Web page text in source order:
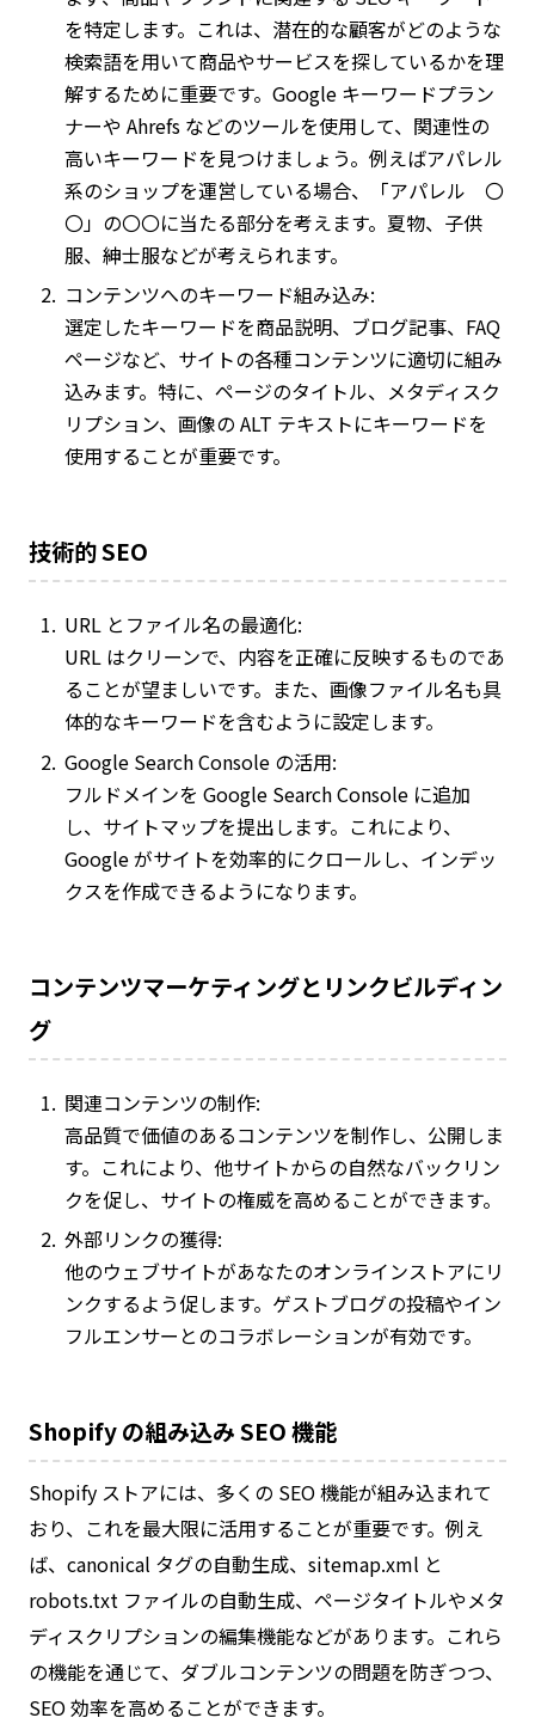
を特定します。これは、潜在的な顧客がどのような
検索語を用いて商品やサービスを探しているかを理
解するために重要です。Google キーワードプラン
ナーや Ahrefs などのツールを使用して、関連性の
高いキーワードを見つけましょう。例えばアパレル
系のショップを運営している場合、「アパレル 〇
〇」の〇〇に当たる部分を考えます。夏物、子供
服、紳士服などが考えられます。
コンテンツへのキーワード組み込み:
選定したキーワードを商品説明、ブログ記事、FAQ
ページなど、サイトの各種コンテンツに適切に組み
込みます。特に、ページのタイトル、メタディスク
リプション、画像の ALT テキストにキーワードを
使用することが重要です。
技術的 SEO
URL とファイル名の最適化:
URL はクリーンで、内容を正確に反映するものであ
ることが望ましいです。また、画像ファイル名も具
体的なキーワードを含むように設定します。
Google Search Console の活用:
フルドメインを Google Search Console に追加
し、サイトマップを提出します。これにより、
Google がサイトを効率的にクロールし、インデッ
クスを作成できるようになります。
コンテンツマーケティングとリンクビルディン
グ
関連コンテンツの制作:
高品質で価値のあるコンテンツを制作し、公開しま
す。これにより、他サイトからの自然なバックリン
クを促し、サイトの権威を高めることができます。
外部リンクの獲得:
他のウェブサイトがあなたのオンラインストアにリ
ンクするよう促します。ゲストブログの投稿やイン
フルエンサーとのコラボレーションが有効です。
Shopify の組み込み SEO 機能
Shopify ストアには、多くの SEO 機能が組み込まれて
おり、これを最大限に活用することが重要です。例え
ば、canonical タグの自動生成、sitemap.xml と
robots.txt ファイルの自動生成、ページタイトルやメタ
ディスクリプションの編集機能などがあります。これら
の機能を通じて、ダブルコンテンツの問題を防ぎつつ、
SEO 効率を高めることができます。